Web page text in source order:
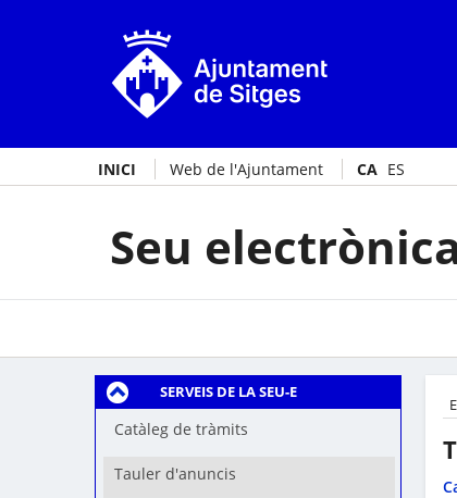
INICI Web de l'Ajuntament CA ES
Seu
SERVEIS DE LA SEU-E
Catàleg de tràmits
Tauler d'anuncis